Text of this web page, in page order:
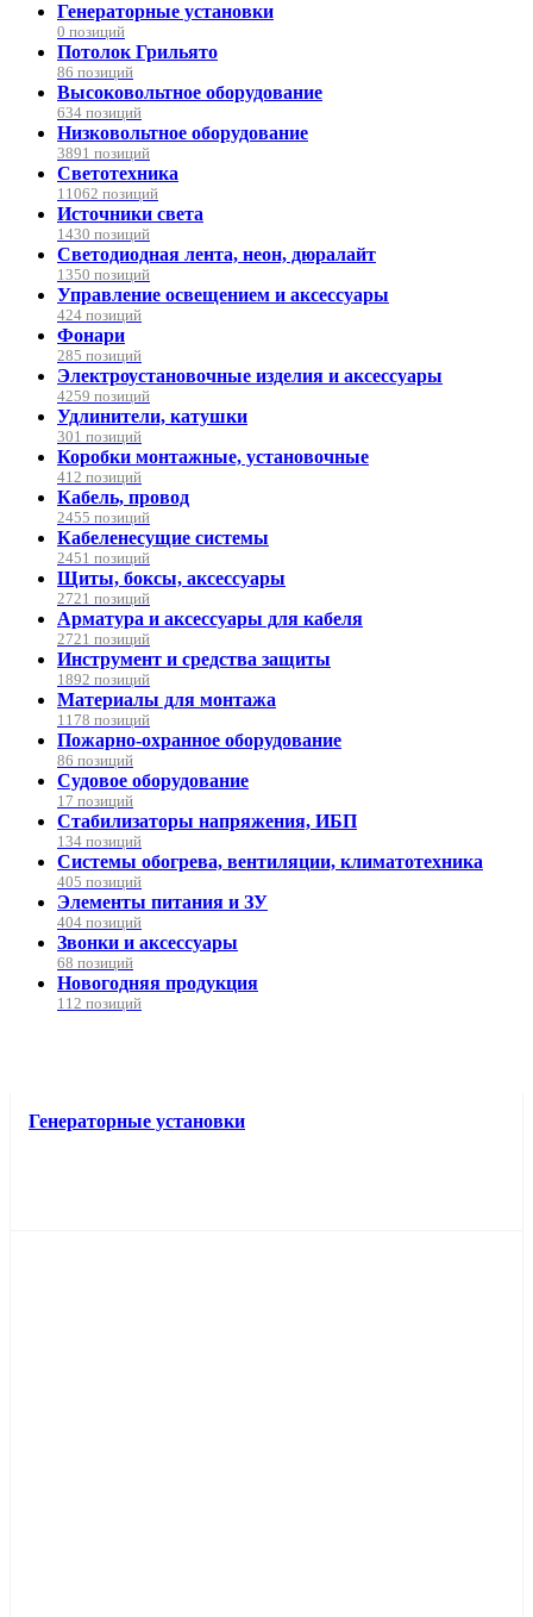
Генераторные установки
0 позиций
Потолок Грильято
86 позиций
Высоковольтное оборудование
634 позиций
Низковольтное оборудование
3891 позиций
Светотехника
11062 позиций
Источники света
1430 позиций
Светодиодная лента, неон, дюралайт
1350 позиций
Управление освещением и аксессуары
424 позиций
Фонари
285 позиций
Электроустановочные изделия и аксессуары
4259 позиций
Удлинители, катушки
301 позиций
Коробки монтажные, установочные
412 позиций
Кабель, провод
2455 позиций
Кабеленесущие системы
2451 позиций
Щиты, боксы, аксессуары
2721 позиций
Арматура и аксессуары для кабеля
2721 позиций
Инструмент и средства защиты
1892 позиций
Материалы для монтажа
1178 позиций
Пожарно-охранное оборудование
86 позиций
Судовое оборудование
17 позиций
Стабилизаторы напряжения, ИБП
134 позиций
Системы обогрева, вентиляции, климатотехника
405 позиций
Элементы питания и ЗУ
404 позиций
Звонки и аксессуары
68 позиций
Новогодняя продукция
112 позиций
Генераторные установки